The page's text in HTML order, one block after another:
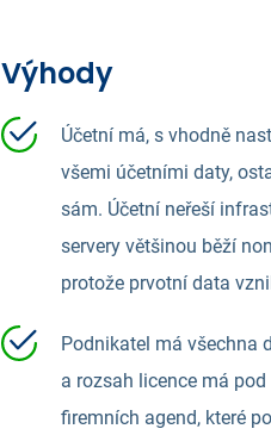
Výhody
Účetní má, s vhodně
všemi účetními daty,
sám. Účetní neřeší
servery většinou běží
protože prvotní data
Podnikatel má všechna
a rozsah licence má
firemních agend, které